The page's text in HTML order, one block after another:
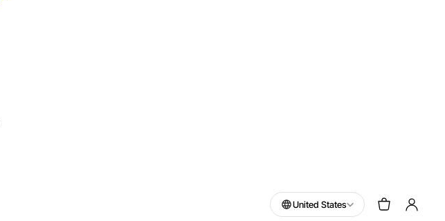
United States